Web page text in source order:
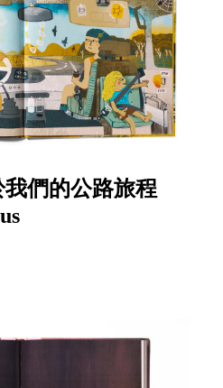
們的公路旅程